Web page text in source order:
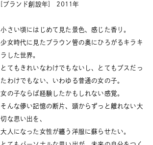
[ブランド創設年] 2011年
小さい頃にはじめて見た景色、感じた香り。
少女時代に見たブラウン管の奥にひろがるキラキ
ラした世界。
とてもきれいなわけでもないし、とてもブスだっ
たわけでもない、いわゆる普通の女の子。
女の子ならば経験したかもしれない感覚。
そんな儚い記憶の断片、頭からずっと離れない大
切な思い出を、
大人になった女性が纏う洋服に蘇らせたい。